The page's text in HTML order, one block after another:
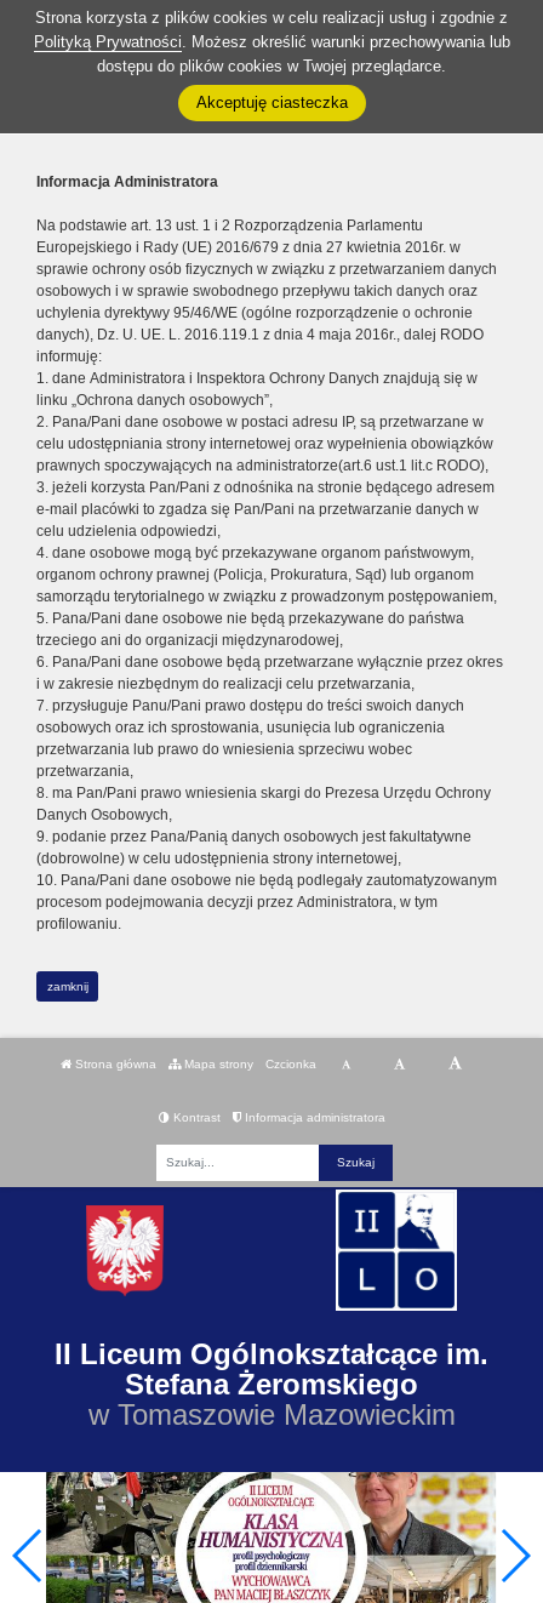
Strona korzysta z plików cookies w celu realizacji usług i zgodnie z
Polityką Prywatności. Możesz określić warunki przechowywania lub
dostępu do plików cookies w Twojej przeglądarce.
Akceptuję ciasteczka
Informacja Administratora
Na podstawie art. 13 ust. 1 i 2 Rozporządzenia Parlamentu
Europejskiego i Rady (UE) 2016/679 z dnia 27 kwietnia 2016r. w
sprawie ochrony osób fizycznych w związku z przetwarzaniem danych
osobowych i w sprawie swobodnego przepływu takich danych oraz
uchylenia dyrektywy 95/46/WE (ogólne rozporządzenie o ochronie
danych), Dz. U. UE. L. 2016.119.1 z dnia 4 maja 2016r., dalej RODO
informuję:
1. dane Administratora i Inspektora Ochrony Danych znajdują się w
linku „Ochrona danych osobowych”,
2. Pana/Pani dane osobowe w postaci adresu IP, są przetwarzane w
celu udostępniania strony internetowej oraz wypełnienia obowiązków
prawnych spoczywających na administratorze(art.6 ust.1 lit.c RODO),
3. jeżeli korzysta Pan/Pani z odnośnika na stronie będącego adresem
e-mail placówki to zgadza się Pan/Pani na przetwarzanie danych w
celu udzielenia odpowiedzi,
4. dane osobowe mogą być przekazywane organom państwowym,
organom ochrony prawnej (Policja, Prokuratura, Sąd) lub organom
samorządu terytorialnego w związku z prowadzonym postępowaniem,
5. Pana/Pani dane osobowe nie będą przekazywane do państwa
trzeciego ani do organizacji międzynarodowej,
6. Pana/Pani dane osobowe będą przetwarzane wyłącznie przez okres
i w zakresie niezbędnym do realizacji celu przetwarzania,
7. przysługuje Panu/Pani prawo dostępu do treści swoich danych
osobowych oraz ich sprostowania, usunięcia lub ograniczenia
przetwarzania lub prawo do wniesienia sprzeciwu wobec
przetwarzania,
8. ma Pan/Pani prawo wniesienia skargi do Prezesa Urzędu Ochrony
Danych Osobowych,
9. podanie przez Pana/Panią danych osobowych jest fakultatywne
(dobrowolne) w celu udostępnienia strony internetowej,
10. Pana/Pani dane osobowe nie będą podlegały zautomatyzowanym
procesom podejmowania decyzji przez Administratora, w tym
profilowaniu.
zamknij
Strona główna Mapa strony Czcionka
Kontrast Informacja administratora
II Liceum Ogólnokształcące im.
Stefana Żeromskiego
w Tomaszowie Mazowieckim